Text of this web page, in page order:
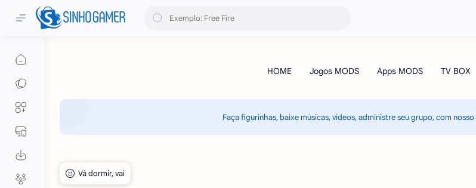
Faça figurinhas, baixe músicas, vídeos, administre seu grupo, com nosso